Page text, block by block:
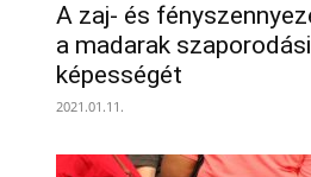
A zaj- és
a madarak szaporodási
képességét
2021.01.11.